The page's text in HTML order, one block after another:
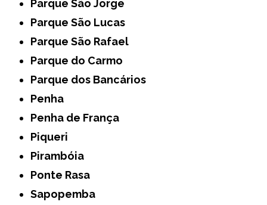
Parque São Jorge
Parque São Lucas
Parque São Rafael
Parque do Carmo
Parque dos Bancários
Penha
Penha de França
Piqueri
Pirambóia
Ponte Rasa
Sapopemba